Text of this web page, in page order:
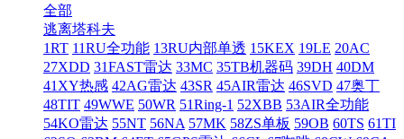
全部
逃离塔科夫
1RT 11RU全功能 13RU内部单透 15KEX 19LE 20AC
27XDD 31FAST雷达 33MC 35TB机器码 39DH 40DM
41XY热感 42AG雷达 43SR 45AIR雷达 46SVD 47奥丁
48TIT 49WWE 50WR 51Ring-1 52XBB 53AIR全功能
54KO雷达 55NT 56NA 57MK 58ZS单板 59OB 60TS 61TI